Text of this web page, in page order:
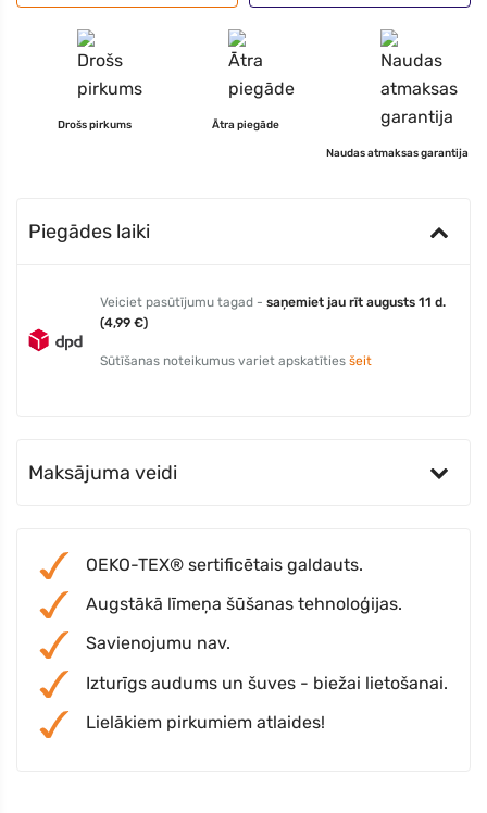
Drošs pirkums Ātra piegāde
Naudas atmaksas garantija
Piegādes laiki
Veiciet pasūtījumu tagad - saņemiet jau rīt augusts 11 d.
(4,99 €)
Sūtīšanas noteikumus variet apskatīties šeit
Maksājuma veidi
OEKO-TEX® sertificētais galdauts.
Augstākā līmeņa šūšanas tehnoloģijas.
Savienojumu nav.
Izturīgs audums un šuves - biežai lietošanai.
Lielākiem pirkumiem atlaides!